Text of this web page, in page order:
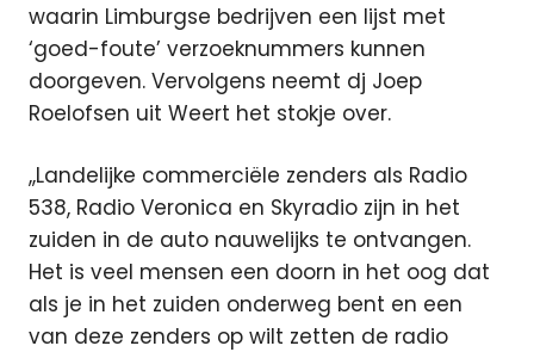
waarin Limburgse bedrijven een lijst met
‘goed-foute’ verzoeknummers kunnen
doorgeven. Vervolgens neemt dj Joep
Roelofsen uit Weert het stokje over.
,,Landelijke commerciële zenders als Radio
538, Radio Veronica en Skyradio zijn in het
zuiden in de auto nauwelijks te ontvangen.
Het is veel mensen een doorn in het oog dat
als je in het zuiden onderweg bent en een
van deze zenders op wilt zetten de radio